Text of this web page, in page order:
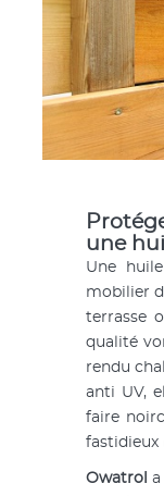
une
Une
mobilier
terrasse
qualité
rendu
anti UV,
faire
fastidieux
Owatrol a